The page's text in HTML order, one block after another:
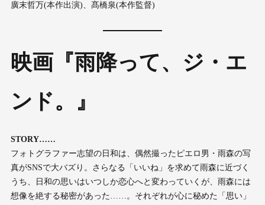
廣末哲万(本作出演)、髙橋泉(本作監督)
映画『雨降って、ジ・エ
ンド。』
STORY……
フォトグラファー志望の日和は、偶然撮ったピエロ男・雨森の写
真がSNSで大バズり。さらなる「いいね」を求めて雨森に近づく
うち、日和の思いはいつしか恋心へと変わっていくが、雨森には
想像を絶する秘密があった……。それぞれが心に秘めた「思い」